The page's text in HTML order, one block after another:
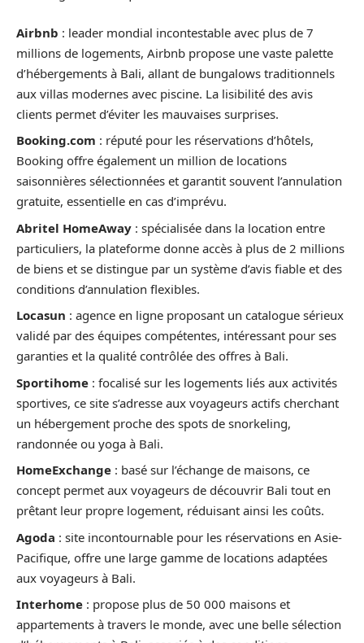
Airbnb : leader mondial incontestable avec plus de 7
millions de logements, Airbnb propose une vaste palette
d’hébergements à Bali, allant de bungalows traditionnels
aux villas modernes avec piscine. La lisibilité des avis
clients permet d’éviter les mauvaises surprises.
Booking.com : réputé pour les réservations d’hôtels,
Booking offre également un million de locations
saisonnières sélectionnées et garantit souvent l’annulation
gratuite, essentielle en cas d’imprévu.
Abritel HomeAway : spécialisée dans la location entre
particuliers, la plateforme donne accès à plus de 2 millions
de biens et se distingue par un système d’avis fiable et des
conditions d’annulation flexibles.
Locasun : agence en ligne proposant un catalogue sérieux
validé par des équipes compétentes, intéressant pour ses
garanties et la qualité contrôlée des offres à Bali.
Sportihome : focalisé sur les logements liés aux activités
sportives, ce site s’adresse aux voyageurs actifs cherchant
un hébergement proche des spots de snorkeling,
randonnée ou yoga à Bali.
HomeExchange : basé sur l’échange de maisons, ce
concept permet aux voyageurs de découvrir Bali tout en
prêtant leur propre logement, réduisant ainsi les coûts.
Agoda : site incontournable pour les réservations en Asie-
Pacifique, offre une large gamme de locations adaptées
aux voyageurs à Bali.
Interhome : propose plus de 50 000 maisons et
appartements à travers le monde, avec une belle sélection